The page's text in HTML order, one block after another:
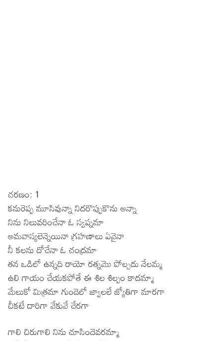
చరణం: 1
కనురెప్ప మూసివున్నా నిదరొప్పుకొను అన్నా
నిను నిలువరించేనా ఓ స్వప్నమా
అమవాస్యలెన్నెయినా గ్రహణాలు ఏవైనా
నీ కలను దోచేనా ఓ చంద్రమా
తన ఒడిలో ఉన్నది రాయో రత్నమొ పోల్చదు నేలమ్మ
ఉలి గాయం చేయకపోతే ఈ శిల శిల్పం కాదమ్మా
మేలుకో మిత్రమా గుండెలో జ్వాలలే జ్యోతిగా మారగా
చీకటే దారిగా వేకువే చేరగా
గాలి చిరుగాలి నిను చూసిందెవరమ్మా